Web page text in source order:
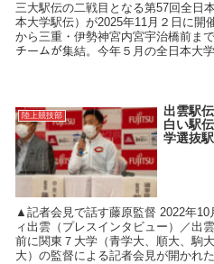
三大駅伝の二戦目となる第57回全日
本大学駅伝）が2025年11月２日に開
から三重・伊勢神宮内宮宇治橋前ま
チームが集結。今年５月の全日本大
陸上競技部
出雲駅
白い駅
学選抜
▲記者会見で話す藤原監督 2022年
ィ出雲（プレスインタビュー）／出
前に関東７大学（青学大、順大、駒
大）の監督による記者会見が開かれ